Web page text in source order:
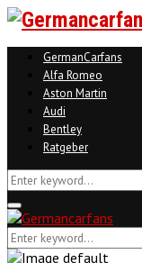
GermanCarfans
Alfa Romeo
Aston Martin
Audi
Bentley
Ratgeber
Search
for:
Facebook
Twitter
Linkedin
Youtube
Primary
Menu
Search
for: